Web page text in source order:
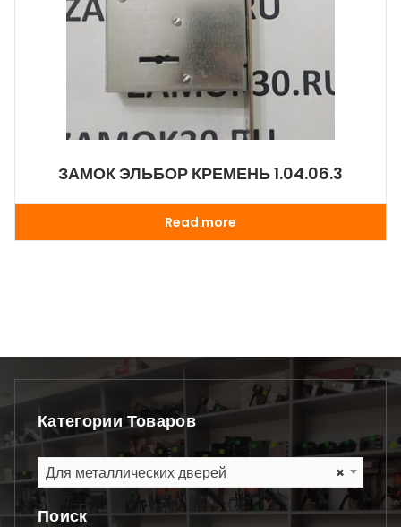
ЗАМОК ЭЛЬБОР КРЕМЕНЬ 1.04.06.3
Read more
Категории Товаров
×
Для металлических дверей
Поиск